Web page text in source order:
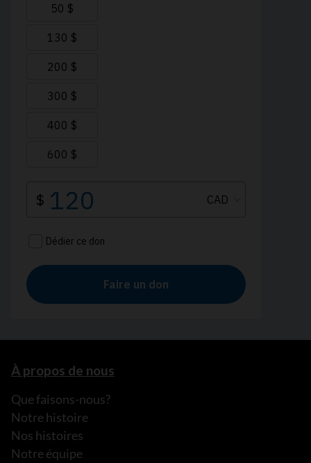
À propos de nous
Que faisons-nous?
Notre histoire
Nos histoires
Notre équipe